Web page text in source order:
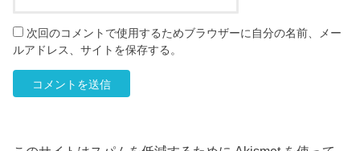
次回のコメントで使用するためブラウザーに自分の名前、メー
ルアドレス、サイトを保存する。